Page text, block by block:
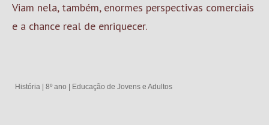
Viam nela, também, enormes perspectivas comerciais
e a chance real de enriquecer.
História 8º ano Educação de Jovens e Adultos